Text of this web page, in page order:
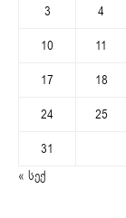
3
4
10
11
17
18
24
25
31
« სექ